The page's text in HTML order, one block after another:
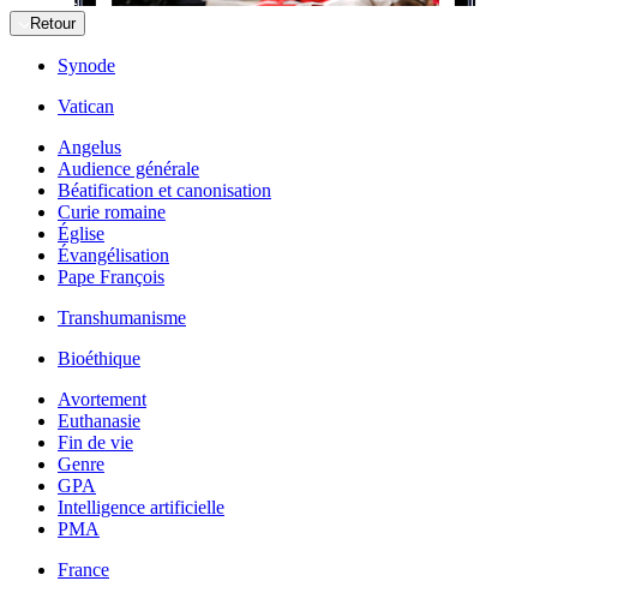
Retour
Synode
Vatican
Angelus
Audience générale
Béatification et canonisation
Curie romaine
Église
Évangélisation
Pape François
Transhumanisme
Bioéthique
Avortement
Euthanasie
Fin de vie
Genre
GPA
Intelligence artificielle
PMA
France